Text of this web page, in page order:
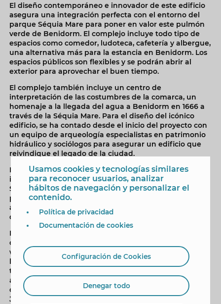
El diseño contemporáneo e innovador de este edificio
asegura una integración perfecta con el entorno del
parque Séquia Mare para poner en valor este pulmón
verde de Benidorm. El complejo incluye todo tipo de
espacios como comedor, ludoteca, cafetería y albergue,
una alternativa más para la estancia en Benidorm. Los
espacios públicos son flexibles y se podrán abrir al
exterior para aprovechar el buen tiempo.
El complejo también incluye un centro de
interpretación de las costumbres de la comarca, un
homenaje a la llegada del agua a Benidorm en 1666 a
través de la Séquia Mare. Para el diseño del icónico
edificio, se ha contado desde el inicio del proyecto con
un equipo de arqueología especialistas en patrimonio
hidráulico y sociólogos para asegurar un edificio que
reivindique el legado de la ciudad.
El proyecto, que ya ha salido a licitación, también
incluye mejoras en el entorno natural del Parque de la
Séquia Mare. Respetando los senderos de bicicletas y
peatones actuales, se construirá una zona de
acampada y un espacio multiaventura para el disfrute
de los más jóvenes.
Las empresas interesadas pueden presentar sus
ofertas a través del perfil del contratante de la página
web del Ayuntamiento de Benidorm. Una vez finalicen
los procesos de licitación y adjudicación, las obras
tendrán una duración de 10 meses. El proyecto de
albergue juvenil y centro de interpretación ya cuenta
con la aprobación de la Confederación Hidrográfica del
Júcar.
Usamos cookies y tecnologías similares
para reconocer usuarios, analizar
hábitos de navegación y personalizar el
contenido.
Política de privacidad
Documentación de cookies
Configuración de Cookies
Denegar todo